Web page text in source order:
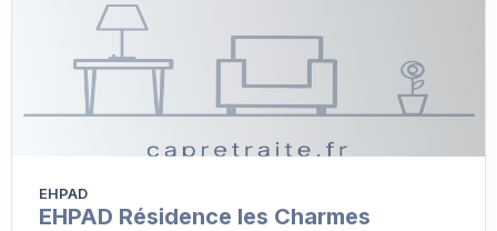
EHPAD
EHPAD Résidence les Charmes